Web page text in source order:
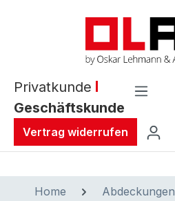
Privatkunde
Geschäftskunde
Vertrag widerrufen
Home Abdeckungen